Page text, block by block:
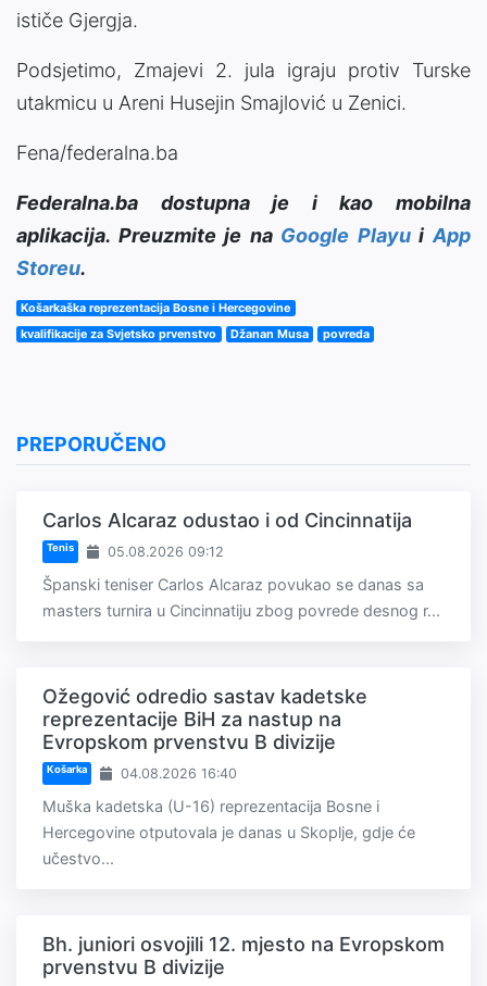
ističe Gjergja.
Podsjetimo, Zmajevi 2. jula igraju protiv Turske
utakmicu u Areni Husejin Smajlović u Zenici.
Fena/federalna.ba
Federalna.ba dostupna je i kao mobilna
aplikacija. Preuzmite je na Google PlayuiApp
Storeu.
Košarkaška reprezentacija Bosne i Hercegovine
kvalifikacije za Svjetsko prvenstvo
Džanan Musa povreda
PREPORUČENO
Carlos Alcaraz odustao i od Cincinnatija
Tenis 05.08.2026 09:12
Španski teniser Carlos Alcaraz povukao se danas sa
masters turnira u Cincinnatiju zbog povrede desnog r...
Ožegović odredio sastav kadetske
reprezentacije BiH za nastup na
Evropskom prvenstvu B divizije
Košarka 04.08.2026 16:40
Muška kadetska (U-16) reprezentacija Bosne i
Hercegovine otputovala je danas u Skoplje, gdje će
učestvo...
Bh. juniori osvojili 12. mjesto na Evropskom
prvenstvu B divizije